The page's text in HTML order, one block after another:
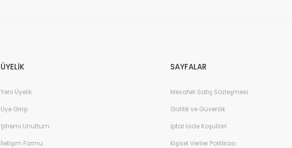
ÜYELİK
Yeni Üyelik
Üye Girişi
Şifremi Unuttum
İletişim Formu
SAYFALAR
Mesafeli Satış Sözleşmesi
Gizlilik ve Güvenlik
İptal İade Koşullari
Kişisel Veriler Politikası